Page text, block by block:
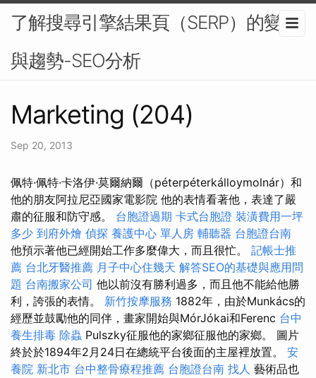
了解搜尋引擎結果頁（SERP）的變化
與趨勢-SEO分析
Marketing (204)
Sep 20, 2013
佩特·佩特·卡洛伊·莫爾納爾（péterpéterkálloymolnár）和
他的朋友阿拉尼亞國家電影院 他的表情看著他，表達了嚴
肅的征服和防守感。 台胞證過期 卡式台胞證 裝潢費用一坪
多少 到府外燴 偵探 養護中心 單人房 輔聽器 台胞證台南
他預示著他已經開始工作多麼偉大，而且很忙。 記帳士推
薦 台北牙醫推薦 月子中心住幾天 解答SEO的基礎與應用問
題 台南搬家公司 他以前沒有勝利過多，而且他不能給他勝
利，誇張的表情。 新竹按摩服務 1882年，由於Munkács的
經歷並鼓勵他的同伴，畫家開始與MórJókai和Ferenc 台中
養生排毒 除蟲 Pulszky征服他的家鄉征服他的家鄉。 圖片
終於於1894年2月24日在總統平台後面的主屋裡放置。 安
養院 新北市 台中整骨療程推薦 台胞證台南 找人 藝術品也